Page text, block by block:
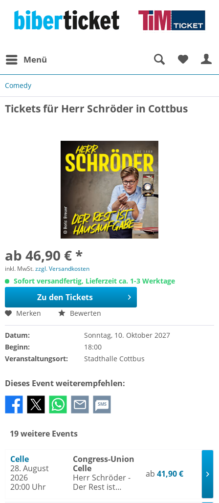
Menü
Comedy
Tickets für Herr Schröder in Cottbus
ab 46,90 € *
inkl. MwSt.zzgl. Versandkosten
Sofort versandfertig, Lieferzeit ca. 1-3 Werktage
Zu den Tickets
Merken Bewerten
Datum:
Sonntag, 10. Oktober 2027
Beginn:
18:00
Veranstaltungsort:
Stadthalle Cottbus
Dieses Event weiterempfehlen:
SMS
19 weitere Events
Celle
28. August
2026
20:00 Uhr
Congress-Union
Celle
Herr Schröder -
Der Rest ist
ab 41,90 €